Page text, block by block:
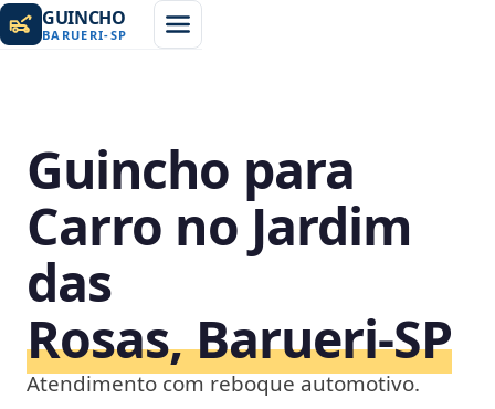
GUINCHO
BARUERI-SP
Guincho para
Carro no Jardim
das
Rosas, Barueri‑SP
Atendimento com reboque automotivo.